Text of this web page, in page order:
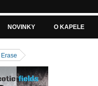
NOVINKY O KAPELE
Erase